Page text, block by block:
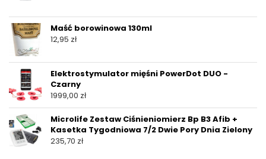
Maść borowinowa 130ml
12,95 zł
Elektrostymulator mięśni PowerDot DUO -
Czarny
1999,00 zł
Microlife Zestaw Ciśnieniomierz Bp B3 Afib +
Kasetka Tygodniowa 7/2 Dwie Pory Dnia Zielony
235,70 zł